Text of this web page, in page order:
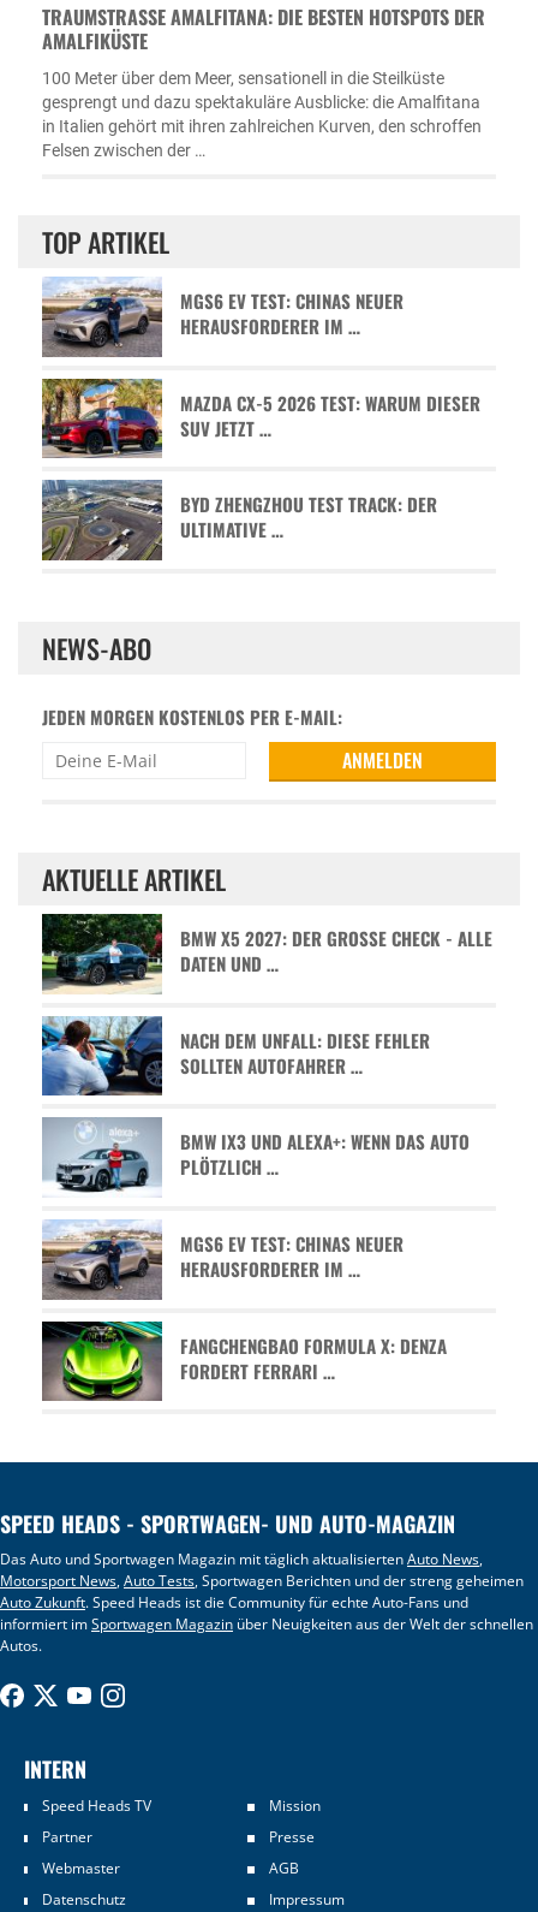
TRAUMSTRASSE AMALFITANA: DIE BESTEN HOTSPOTS DER A
MALFIKÜSTE
100 Meter über dem Meer, sensationell in die Steilküste
gesprengt und dazu spektakuläre Ausblicke: die Amalfitana
in Italien gehört mit ihren zahlreichen Kurven, den schroffen
Felsen zwischen der …
TOP ARTIKEL
MGS6 EV TEST: CHINAS NEUER
HERAUSFORDERER IM …
MAZDA CX-5 2026 TEST: WARUM DIESER
SUV JETZT …
BYD ZHENGZHOU TEST TRACK: DER
ULTIMATIVE …
NEWS-ABO
JEDEN MORGEN KOSTENLOS PER E-MAIL:
AKTUELLE ARTIKEL
BMW X5 2027: DER GROSSE CHECK - ALLE D
ATEN UND …
NACH DEM UNFALL: DIESE FEHLER
SOLLTEN AUTOFAHRER …
BMW IX3 UND ALEXA+: WENN DAS AUTO
PLÖTZLICH …
MGS6 EV TEST: CHINAS NEUER
HERAUSFORDERER IM …
FANGCHENGBAO FORMULA X: DENZA
FORDERT FERRARI …
SPEED HEADS - SPORTWAGEN- UND AUTO-MAGAZIN
Das Auto und Sportwagen Magazin mit täglich aktualisiertenAuto News,
Motorsport News,Auto Tests, Sportwagen Berichten und der streng geheimen
Auto Zukunft. Speed Heads ist die Community für echte Auto-Fans und
informiert imSportwagen Magazin über Neuigkeiten aus der Welt der schnellen
Autos.
INTERN
Speed Heads TV
Mission
Partner
Presse
Webmaster
AGB
Datenschutz
Impressum